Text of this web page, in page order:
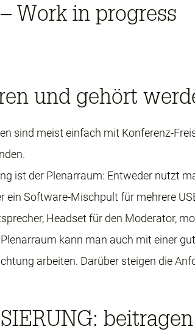
Work in progress
und gehört
sind meist einfach mit Konferenz-
ist der Plenarraum: Entweder nutzt
ein Software-Mischpult für mehrere
Headset für den Moderator,
kann man auch mit einer
arbeiten. Darüber steigen die